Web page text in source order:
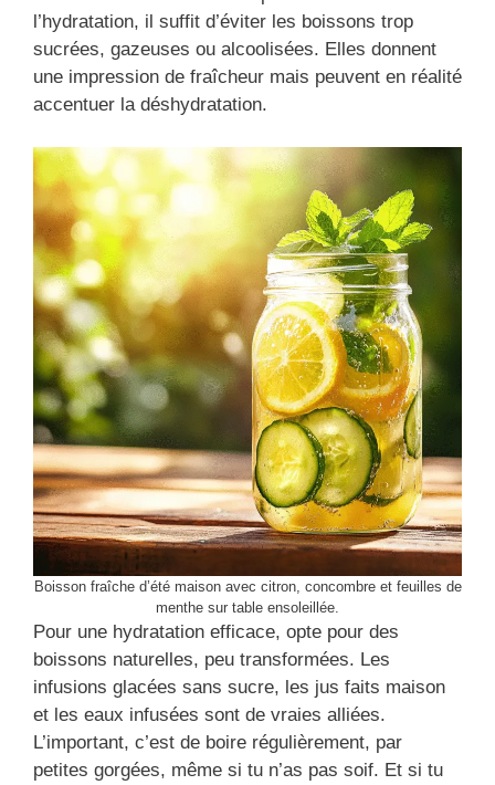
l’hydratation, il suffit d’éviter les boissons trop
sucrées, gazeuses ou alcoolisées. Elles donnent
une impression de fraîcheur mais peuvent en réalité
accentuer la déshydratation.
Boisson fraîche d’été maison avec citron, concombre et feuilles de
menthe sur table ensoleillée.
Pour une hydratation efficace, opte pour des
boissons naturelles, peu transformées. Les
infusions glacées sans sucre, les jus faits maison
et les eaux infusées sont de vraies alliées.
L’important, c’est de boire régulièrement, par
petites gorgées, même si tu n’as pas soif. Et si tu